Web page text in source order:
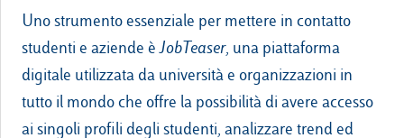
Uno strumento essenziale per mettere in contatto
studenti e aziende èJobTeaser, una piattaforma
digitale utilizzata da università e organizzazioni in
tutto il mondo che offre la possibilità di avere accesso
ai singoli profili degli studenti, analizzare trend ed